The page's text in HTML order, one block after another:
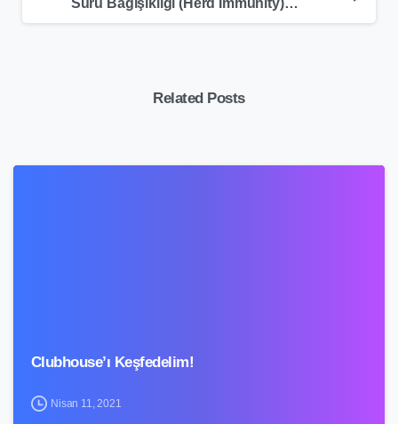
Sürü Bağışıklığı (Herd Immunity) Nedir?
Related Posts
Clubhouse’ı Keşfedelim!
Nisan 11, 2021